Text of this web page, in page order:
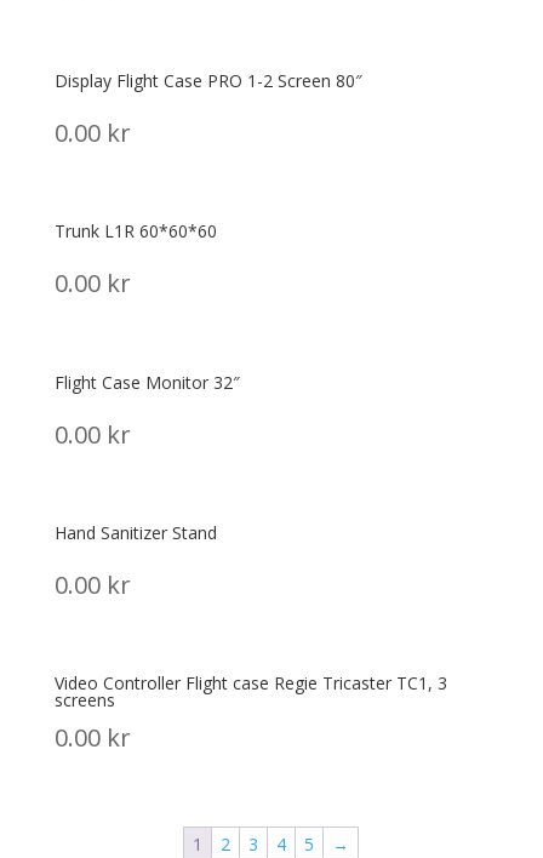
Display Flight Case PRO 1-2 Screen 80″
0.00 kr
Trunk L1R 60*60*60
0.00 kr
Flight Case Monitor 32″
0.00 kr
Hand Sanitizer Stand
0.00 kr
Video Controller Flight case Regie Tricaster TC1, 3
screens
0.00 kr
1 2 3 4 5 →